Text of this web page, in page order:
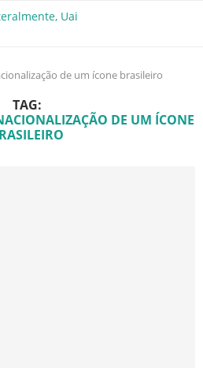
de um ícone brasileiro
TAG:
DE UM ÍCONE